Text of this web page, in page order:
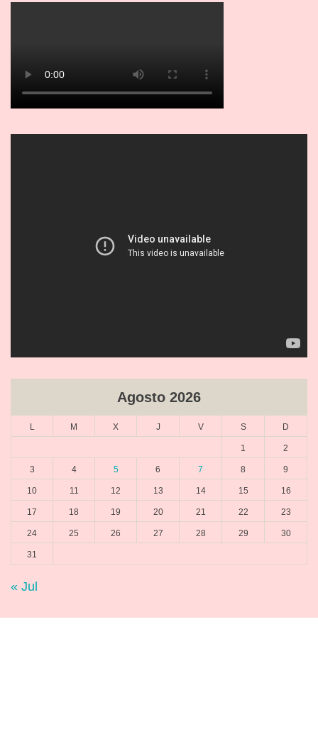
Agosto 2026
L M X J V S D
1 2
3 4 5 6 7 8 9
10 11 12 13 14 15 16
17 18 19 20 21 22 23
24 25 26 27 28 29 30
31
« Jul